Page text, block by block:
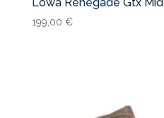
199,00 €